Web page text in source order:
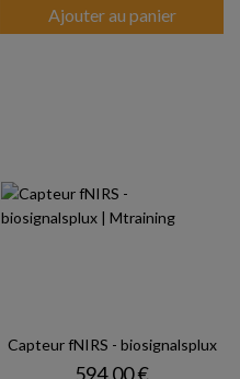
Ajouter au panier
Capteur fNIRS - biosignalsplux
Prix
594,00 €